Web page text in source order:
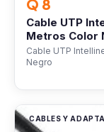
Q 8
Cable UTP
Metros Color
Cable UTP
Negro
CABLES Y